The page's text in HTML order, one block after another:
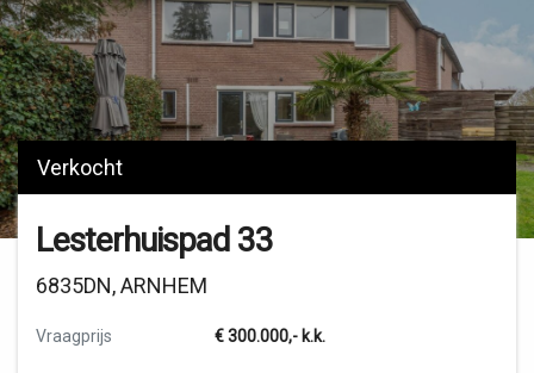
Verkocht
Lesterhuispad 33
6835DN, ARNHEM
Vraagprijs € 300.000,- k.k.